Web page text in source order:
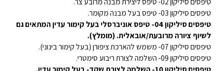
טיפסים סיליקון 03- טיפס בעל מבנה מקומר.
טיפסים סיליקון 04- טיפס אוניברסלי בעל קימור עדין המתאים גם
לשיוף ציורה מרובעת/אובאלית. (מומלץ).
טיפסים סיליקון 07- משמש להארכת ציפורן (בעל קימור בינוני).
טיפסים סיליקון 09- השלמה לצורת ריבוע סימטרי.